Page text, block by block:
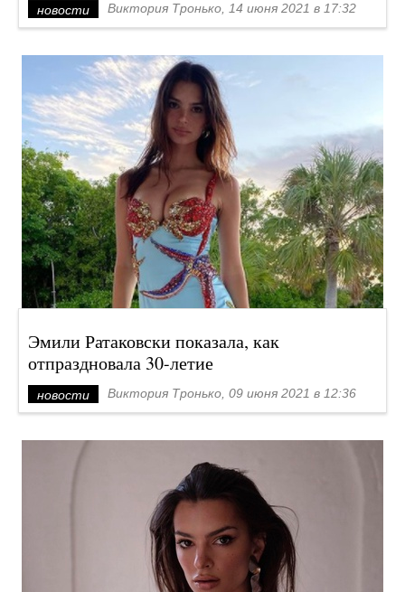
новости Виктория Тронько, 14 июня 2021 в 17:32
Эмили Ратаковски показала, как
отпраздновала 30-летие
новости Виктория Тронько, 09 июня 2021 в 12:36